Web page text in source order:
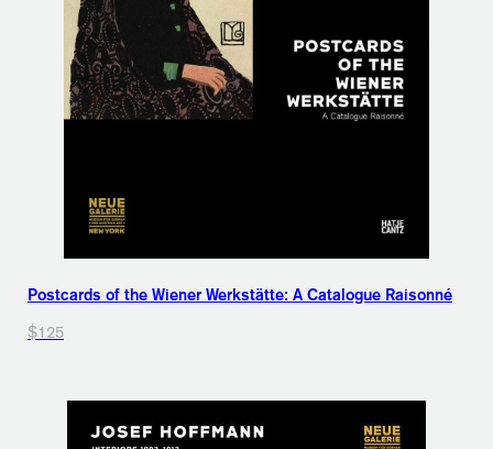
Postcards of the Wiener Werkstätte: A Catalogue Raisonné
$125